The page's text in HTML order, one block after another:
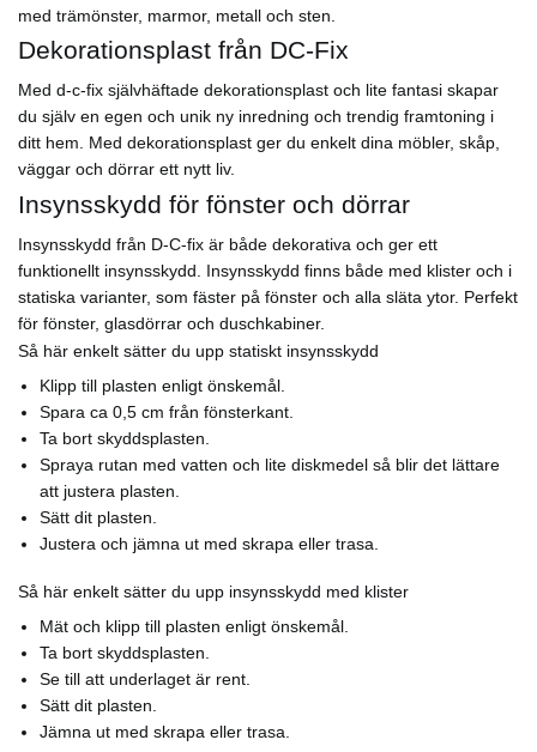
med trämönster, marmor, metall och sten.
Dekorationsplast från DC-Fix
Med d-c-fix självhäftade dekorationsplast och lite fantasi skapar
du själv en egen och unik ny inredning och trendig framtoning i
ditt hem. Med dekorationsplast ger du enkelt dina möbler, skåp,
väggar och dörrar ett nytt liv.
Insynsskydd för fönster och dörrar
Insynsskydd från D-C-fix är både dekorativa och ger ett
funktionellt insynsskydd. Insynsskydd finns både med klister och i
statiska varianter, som fäster på fönster och alla släta ytor. Perfekt
för fönster, glasdörrar och duschkabiner.
Så här enkelt sätter du upp statiskt insynsskydd
Klipp till plasten enligt önskemål.
Spara ca 0,5 cm från fönsterkant.
Ta bort skyddsplasten.
Spraya rutan med vatten och lite diskmedel så blir det lättare
att justera plasten.
Sätt dit plasten.
Justera och jämna ut med skrapa eller trasa.
Så här enkelt sätter du upp insynsskydd med klister
Mät och klipp till plasten enligt önskemål.
Ta bort skyddsplasten.
Se till att underlaget är rent.
Sätt dit plasten.
Jämna ut med skrapa eller trasa.